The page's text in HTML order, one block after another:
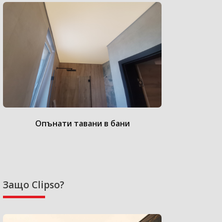
Опънати тавани в бани
Защо Clipso?